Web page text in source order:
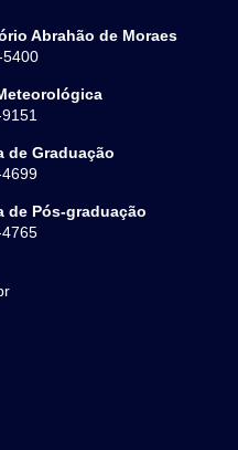
Abrahão de Moraes
de Graduação
de Pós-graduação